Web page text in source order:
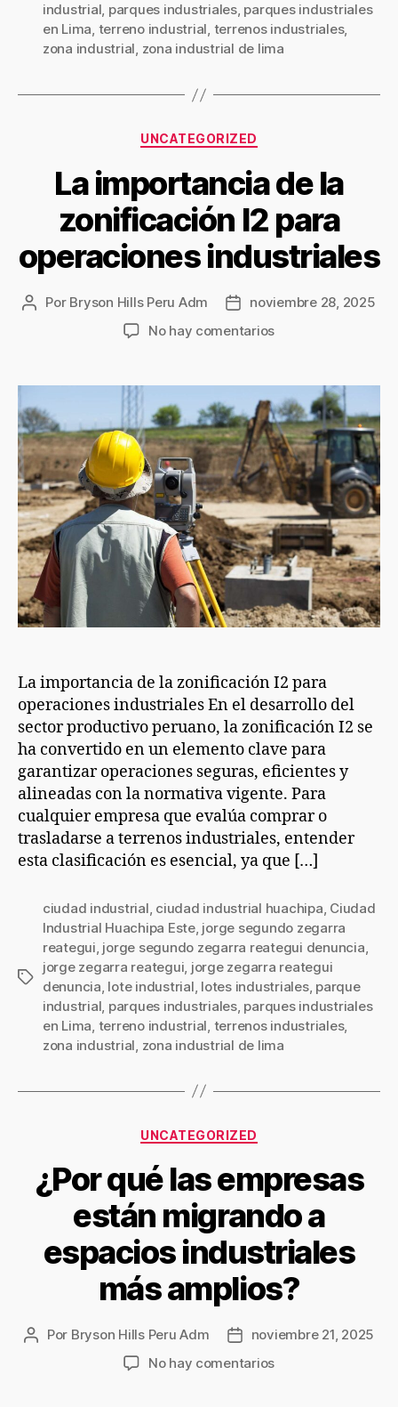
industrial, parques industriales, parques industriales
en Lima, terreno industrial, terrenos industriales,
zona industrial, zona industrial de lima
UNCATEGORIZED
La importancia de la
zonificación I2 para
operaciones industriales
Por Bryson Hills Peru Adm
noviembre 28, 2025
No hay comentarios
La importancia de la zonificación I2 para
operaciones industriales En el desarrollo del
sector productivo peruano, la zonificación I2 se
ha convertido en un elemento clave para
garantizar operaciones seguras, eficientes y
alineadas con la normativa vigente. Para
cualquier empresa que evalúa comprar o
trasladarse a terrenos industriales, entender
esta clasificación es esencial, ya que […]
ciudad industrial, ciudad industrial huachipa, Ciudad
Industrial Huachipa Este, jorge segundo zegarra
reategui, jorge segundo zegarra reategui denuncia,
jorge zegarra reategui, jorge zegarra reategui
denuncia, lote industrial, lotes industriales, parque
industrial, parques industriales, parques industriales
en Lima, terreno industrial, terrenos industriales,
zona industrial, zona industrial de lima
UNCATEGORIZED
¿Por qué las empresas
están migrando a
espacios industriales
más amplios?
Por Bryson Hills Peru Adm
noviembre 21, 2025
No hay comentarios